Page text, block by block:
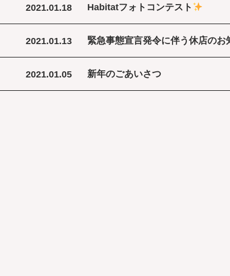
2021.01.18 Habitatフォトコンテスト
2021.01.13 緊急事態宣言発令に伴う休店のお
2021.01.05 新年のごあいさつ